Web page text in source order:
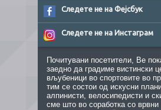
Следете не на Фејсбук
Следете не на Инстаграм
Почитувани посетители, Ве
заедно да градиме вистински
вљубеници во спортовите во
тим се состои од искусни
алпинисти, велосипедисти и
сме што во соработка со врвни